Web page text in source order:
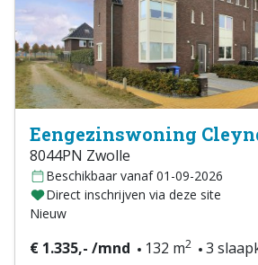
Eengezinswoning
8044PN Zwolle
Beschikbaar vanaf 01-09-2026
Direct inschrijven via deze site
Nieuw
€ 1.335,- /mnd 132 m2 3